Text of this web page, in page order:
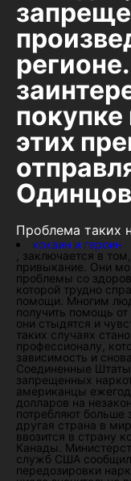
этих
Проблема таких
кокаин и героин
, заключается в
привыкание. Они
проблемы со
которой трудно
помощи. Многим
получить помощь
они стыдятся и
таких случаях
профессионалу,
зависимость и
Соединенные
запрещенных
американцы
долларов на
потребляют
другая страна в
ввозится в страну
Канады.
служб США
передозировки